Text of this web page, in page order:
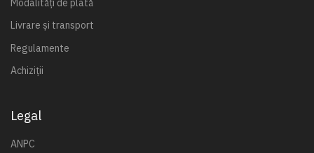
Livrare și transport
Regulamente
Achiziții
Legal
ANPC